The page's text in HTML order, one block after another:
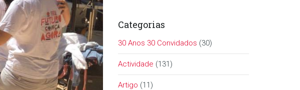
Categorias
30 Anos 30 Convidados (30)
Actividade (131)
Artigo (11)